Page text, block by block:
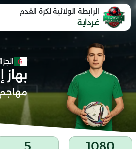
الرابطة الولائية لكرة القدم
غرداية
مهاجم
1080
5